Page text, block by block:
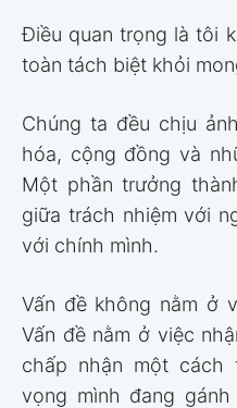
Điều quan trọng là tôi
toàn tách biệt khỏi
Chúng ta đều chịu
hóa, cộng đồng và
Một phần trưởng
giữa trách nhiệm với
với chính mình.
Vấn đề không nằm ở
Vấn đề nằm ở việc
chấp nhận một
vọng mình đang